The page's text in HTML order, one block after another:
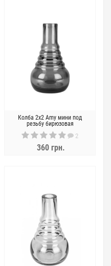
Колба 2x2 Amy мини под
резьбу бирюзовая
2
360 грн.